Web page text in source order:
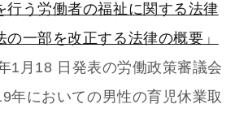
行う労働者の福祉に関する法律
の一部を改正する法律の概要」
1月18 日発表の労働政策審議会
年においての男性の育児休業取